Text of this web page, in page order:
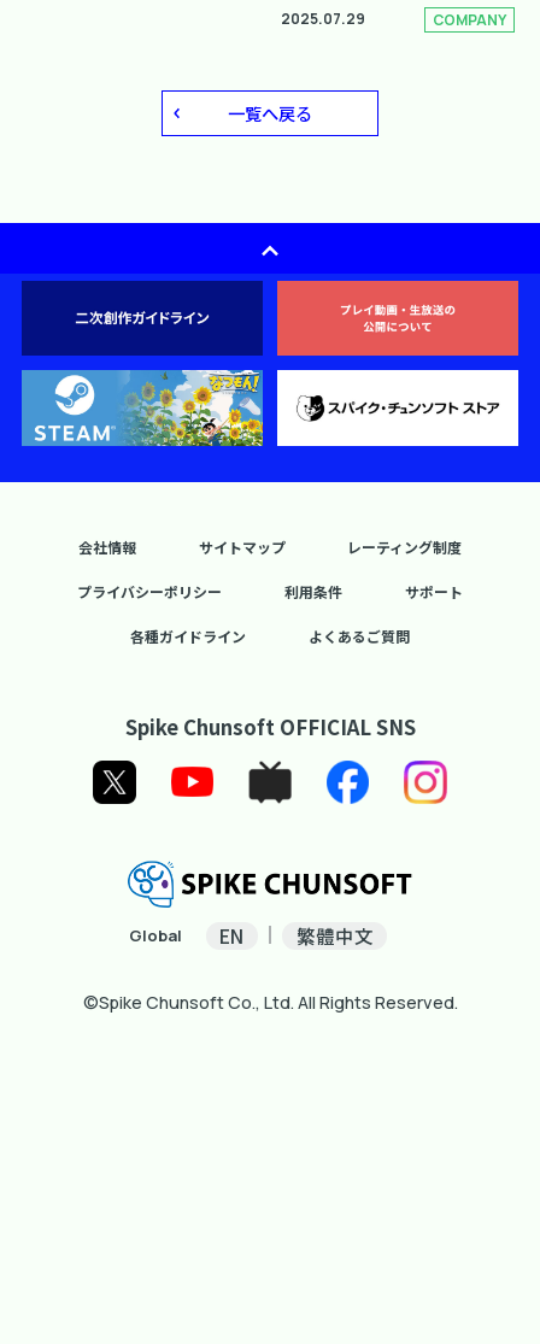
2025.07.29 COMPANY
一覧へ戻る
会社情報 サイトマップ レーティング制度
プライバシーポリシー 利用条件 サポート
各種ガイドライン よくあるご質問
Spike Chunsoft OFFICIAL SNS
Global EN 繁體中文
©Spike Chunsoft Co., Ltd. All Rights Reserved.